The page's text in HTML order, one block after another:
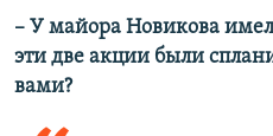
–​ У майора Новикова
эти две акции были
вами?